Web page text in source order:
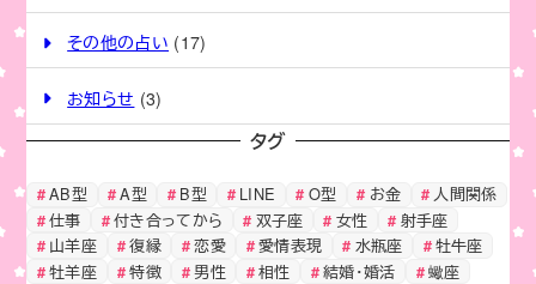
その他の占い (17)
お知らせ (3)
タグ
AB型 A型 B型 LINE O型 お金
人間関係
仕事
付き合ってから 双子座 女性
射手座
山羊座
復縁 恋愛 愛情表現 水瓶座
牡牛座
牡羊座
特徴 男性 相性 結婚・婚活
蠍座